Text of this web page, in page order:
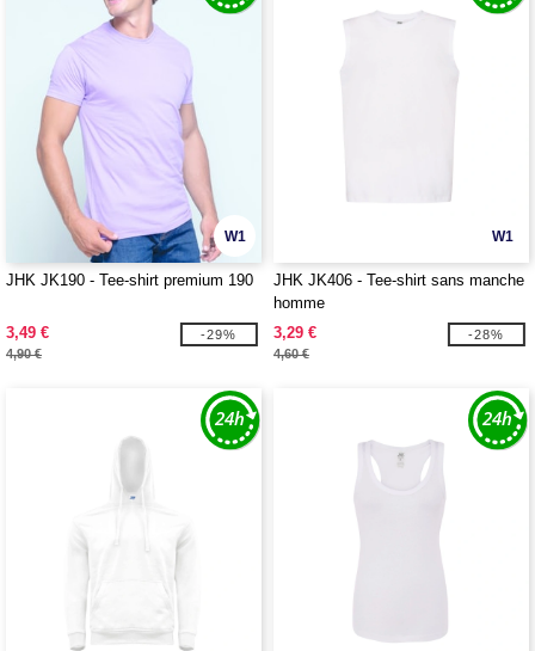
W1
JHK JK190 - Tee-shirt premium 190
3,49 €
4,90 €
-29%
W1
JHK JK406 - Tee-shirt sans manche
homme
3,29 €
4,60 €
-28%